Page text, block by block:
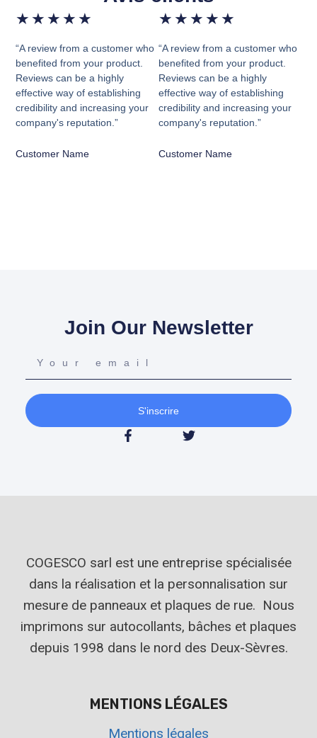
★ ★ ★ ★ ★
“A review from a customer who
benefited from your product.
Reviews can be a highly
effective way of establishing
credibility and increasing your
company's reputation.”
Customer Name
★ ★ ★ ★ ★
“A review from a customer who
benefited from your product.
Reviews can be a highly
effective way of establishing
credibility and increasing your
company's reputation.”
Customer Name
Join Our Newsletter
S'inscrire
COGESCO sarl est une entreprise spécialisée
dans la réalisation et la personnalisation sur
mesure de panneaux et plaques de rue. Nous
imprimons sur autocollants, bâches et plaques
depuis 1998 dans le nord des Deux-Sèvres.
MENTIONS LÉGALES
Mentions légales